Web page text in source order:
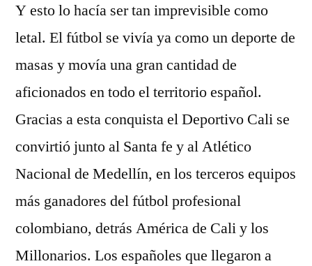
Y esto lo hacía ser tan imprevisible como
letal. El fútbol se vivía ya como un deporte de
masas y movía una gran cantidad de
aficionados en todo el territorio español.
Gracias a esta conquista el Deportivo Cali se
convirtió junto al Santa fe y al Atlético
Nacional de Medellín, en los terceros equipos
más ganadores del fútbol profesional
colombiano, detrás América de Cali y los
Millonarios. Los españoles que llegaron a